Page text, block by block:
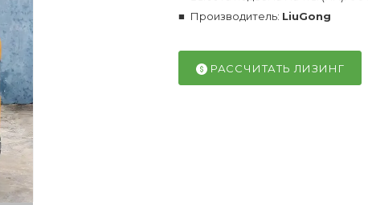
Производитель: LiuGong
РАССЧИТАТЬ ЛИЗИНГ